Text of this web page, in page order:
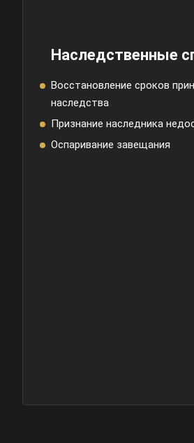
Наследственные
Восстановление сроков
наследства
Признание наследника
Оспаривание завещания